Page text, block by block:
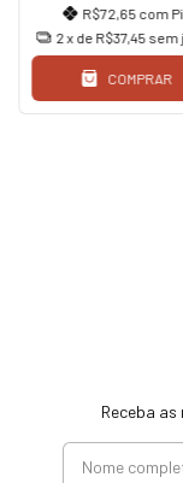
R$72,65 com
2x de R$37,45 sem
COMPRAR
Receba